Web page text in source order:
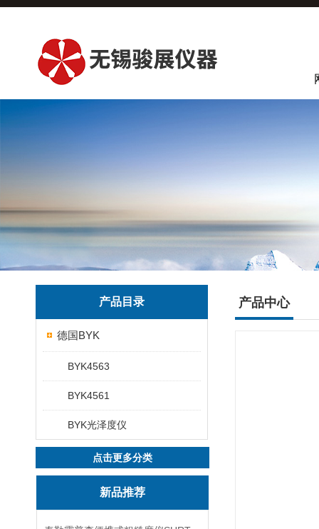
产品目录
德国BYK
BYK4563
BYK4561
BYK光泽度仪
点击更多分类
新品推荐
产品中心